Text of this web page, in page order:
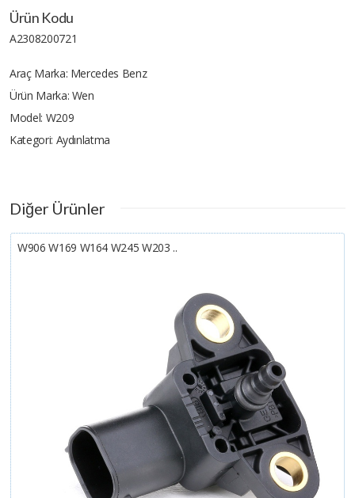
Ürün Kodu
A2308200721
Araç Marka: Mercedes Benz
Ürün Marka: Wen
Model: W209
Kategori: Aydınlatma
Diğer Ürünler
W906 W169 W164 W245 W203 ..